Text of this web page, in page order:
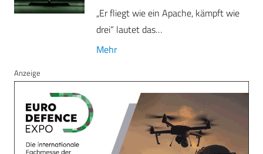
„Er fliegt wie ein Apache, kämpft wie
drei“ lautet das…
Mehr
Anzeige